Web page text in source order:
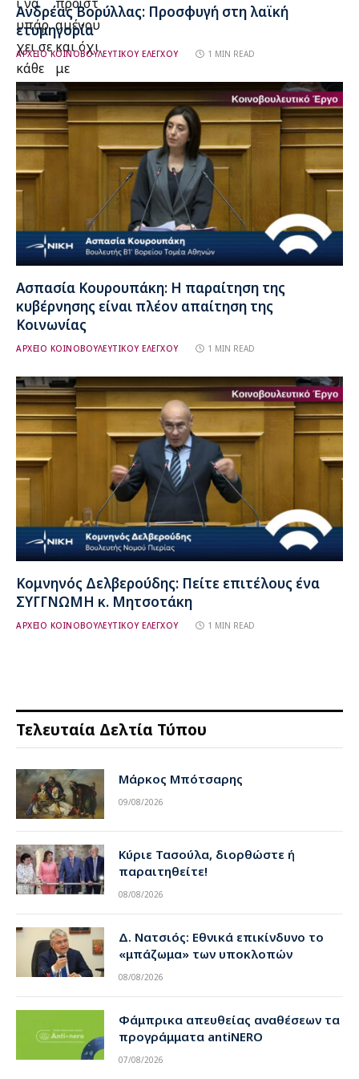
υπάρ
χει σε
κάθε
υπηρε
σία
εντός
της
Βουλή
αμένου
και όχι
με
κρίση
από
υπηρεσ
ιακό
(12.2.20
24).
Ανδρέας Βορύλλας: Προσφυγή στη λαϊκή
ετυμηγορία
ΑΡΧΕΙΟ ΚΟΙΝΟΒΟΥΛΕΥΤΙΚΟΥ ΕΛΕΓΧΟΥ 1 MIN READ
Ασπασία Κουρουπάκη: Η παραίτηση της
κυβέρνησης είναι πλέον απαίτηση της
Κοινωνίας
ΑΡΧΕΙΟ ΚΟΙΝΟΒΟΥΛΕΥΤΙΚΟΥ ΕΛΕΓΧΟΥ 1 MIN READ
Κομνηνός Δελβερούδης: Πείτε επιτέλους ένα
ΣΥΓΓΝΩΜΗ κ. Μητσοτάκη
ΑΡΧΕΙΟ ΚΟΙΝΟΒΟΥΛΕΥΤΙΚΟΥ ΕΛΕΓΧΟΥ 1 MIN READ
Τελευταία Δελτία Τύπου
Μάρκος Μπότσαρης
09/08/2026
Κύριε Τασούλα, διορθώστε ή
παραιτηθείτε!
08/08/2026
Δ. Νατσιός: Εθνικά επικίνδυνο το
«μπάζωμα» των υποκλοπών
08/08/2026
Φάμπρικα απευθείας αναθέσεων τα
προγράμματα antiNERO
07/08/2026